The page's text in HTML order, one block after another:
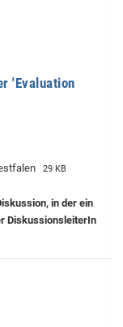
'Evaluation
29 KB
in der ein
DiskussionsleiterIn